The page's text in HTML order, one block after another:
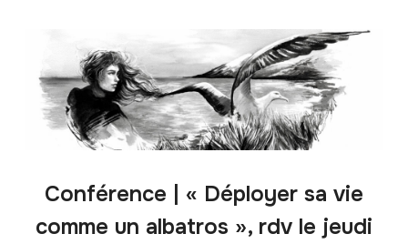
Conférence | « Déployer sa vie
comme un albatros », rdv le jeudi